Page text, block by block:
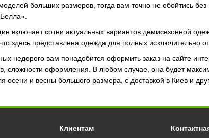
больших размеров, тогда вам точно не обойтись
включает сотни актуальных вариантов демисезонной
здесь представлена одежда для полных исключительно
недорого вам понадобится оформить заказ на сайте
сложности оформления. В любом случае, она будет
осени и весны большого размера, с доставкой в Киев и
Клиентам